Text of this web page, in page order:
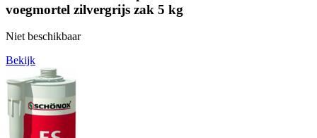
voegmortel zilvergrijs zak 5 kg
Niet beschikbaar
Bekijk